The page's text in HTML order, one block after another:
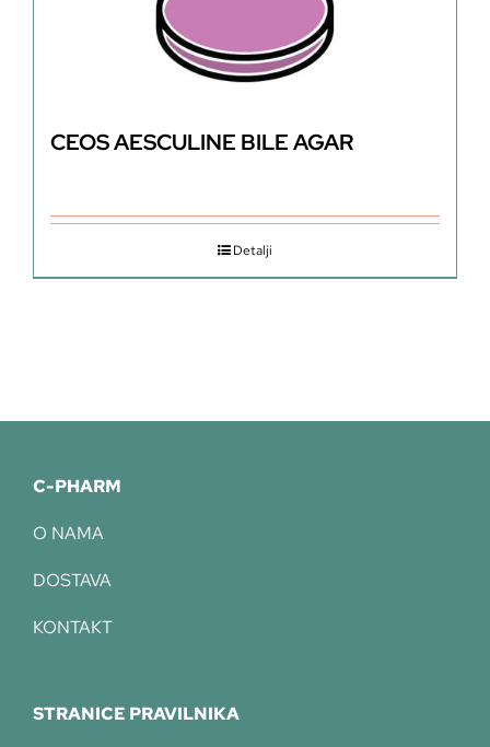
CEOS AESCULINE BILE AGAR
Detalji
C-PHARM
O NAMA
DOSTAVA
KONTAKT
STRANICE PRAVILNIKA